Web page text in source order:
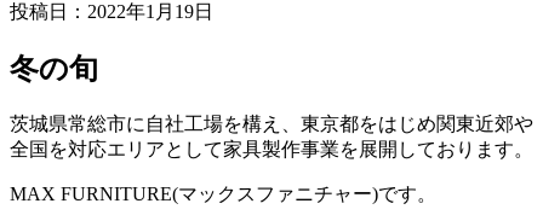
投稿日： 2022年1月19日
冬の旬
茨城県常総市に自社工場を構え、東京都をはじめ関東近郊や
全国を対応エリアとして家具製作事業を展開しております。
MAX FURNITURE(マックスファニチャー)です。